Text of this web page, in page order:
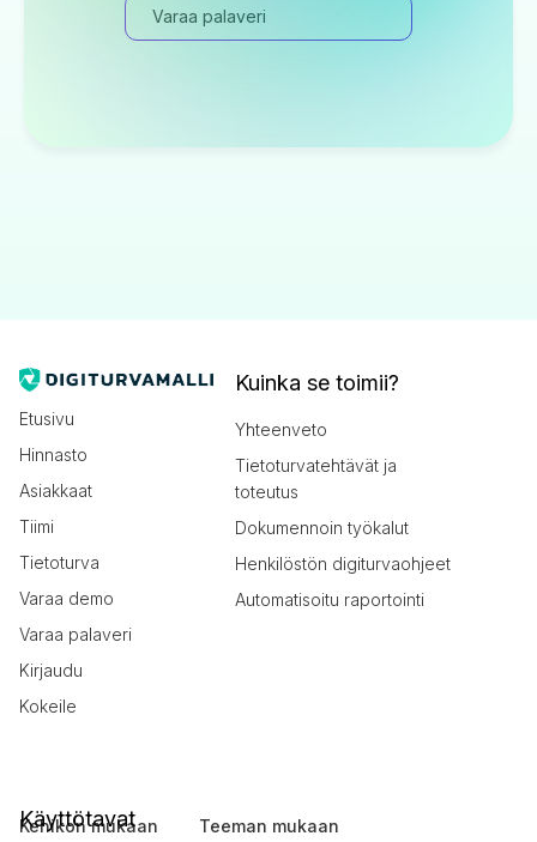
Varaa palaveri
Etusivu
Hinnasto
Asiakkaat
Tiimi
Tietoturva
Varaa demo
Varaa palaveri
Kirjaudu
Kokeile
Kuinka se toimii?
Yhteenveto
Tietoturvatehtävät ja
toteutus
Dokumennoin työkalut
Henkilöstön digiturvaohjeet
Automatisoitu raportointi
Käyttötavat
Kehikon mukaan
Teeman mukaan